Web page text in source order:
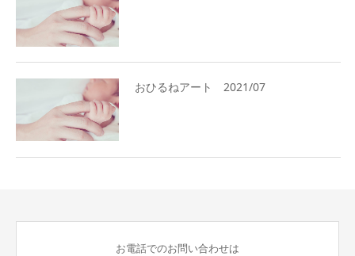
おひるねアート 2021/07
お電話でのお問い合わせは